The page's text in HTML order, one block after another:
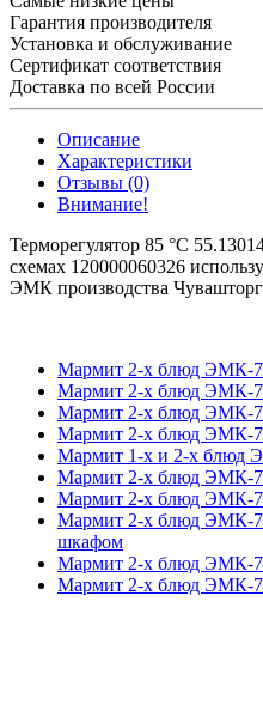
Гарантия производителя
Установка и обслуживание
Сертификат соответствия
Доставка по всей России
Описание
Характеристики
Отзывы (0)
Внимание!
Терморегулятор 85 °С
схемах 120000060326
ЭМК производства
Мармит 2-х блюд ЭМК-
Мармит 2-х блюд ЭМК-
Мармит 2-х блюд ЭМК-
Мармит 2-х блюд ЭМК-
Мармит 1-х и 2-х блюд
Мармит 2-х блюд ЭМК-
Мармит 2-х блюд ЭМК-
Мармит 2-х блюд ЭМК-
шкафом
Мармит 2-х блюд ЭМК-
Мармит 2-х блюд ЭМК-